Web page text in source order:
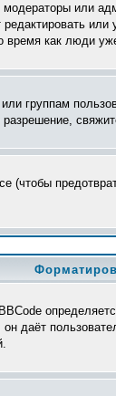
или
время как люди
группам
(чтобы
даёт